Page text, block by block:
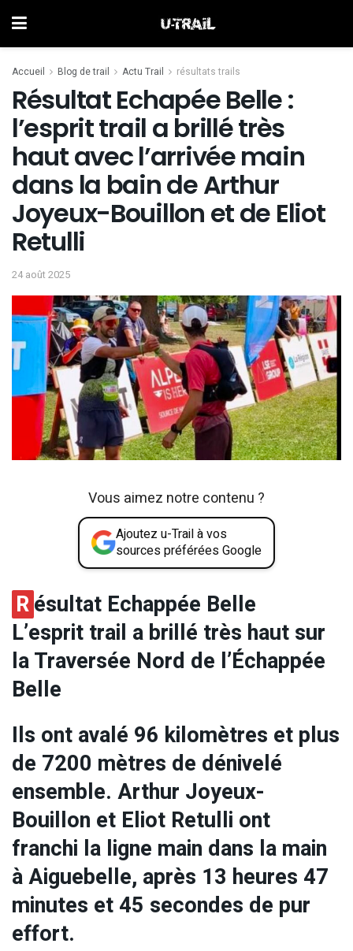
Accueil Blog de trail Actu Trail résultats trails
Résultat Echapée Belle :
l’esprit trail a brillé très
haut avec l’arrivée main
dans la bain de Arthur
Joyeux-Bouillon et de Eliot
Retulli
24 août 2025
Vous aimez notre contenu ?
Ajoutez u-Trail à vos
sources préférées Google
Résultat Echappée Belle
L’esprit trail a brillé très haut sur
la Traversée Nord de l’Échappée
Belle
Ils ont avalé 96 kilomètres et plus
de 7200 mètres de dénivelé
ensemble. Arthur Joyeux-
Bouillon et Eliot Retulli ont
franchi la ligne main dans la main
à Aiguebelle, après 13 heures 47
minutes et 45 secondes de pur
effort.